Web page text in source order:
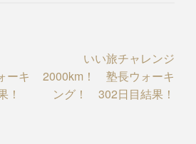
ーキ
！
いい旅チャレンジ
2000km！ 塾長ウォーキ
ング！ 302日目結果！